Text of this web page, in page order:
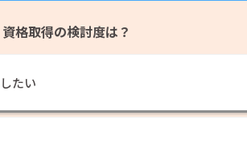
資格取得の検討度は？
たい